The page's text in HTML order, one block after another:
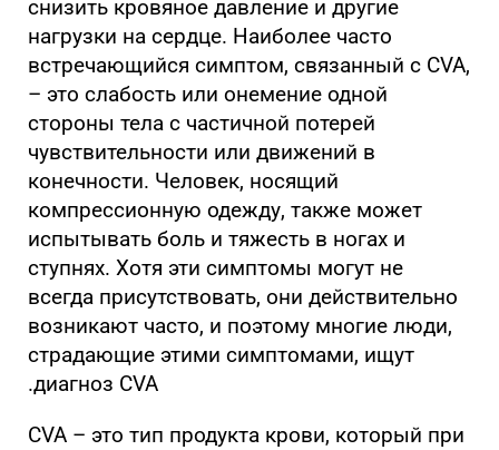
снизить кровяное давление и другие
нагрузки на сердце. Наиболее часто
встречающийся симптом, связанный с CVA,
– это слабость или онемение одной
стороны тела с частичной потерей
чувствительности или движений в
конечности. Человек, носящий
компрессионную одежду, также может
испытывать боль и тяжесть в ногах и
ступнях. Хотя эти симптомы могут не
всегда присутствовать, они действительно
возникают часто, и поэтому многие люди,
страдающие этими симптомами, ищут
диагноз CVA.
CVA – это тип продукта крови, который при